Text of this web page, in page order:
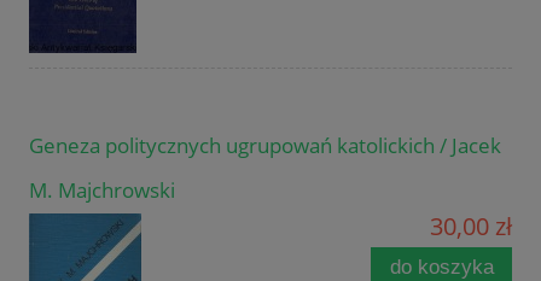
Geneza politycznych ugrupowań katolickich / Jacek
M. Majchrowski
30,00 zł
do koszyka